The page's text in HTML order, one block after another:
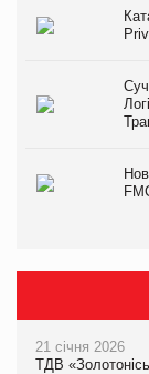
21 січня 2026
ТДВ